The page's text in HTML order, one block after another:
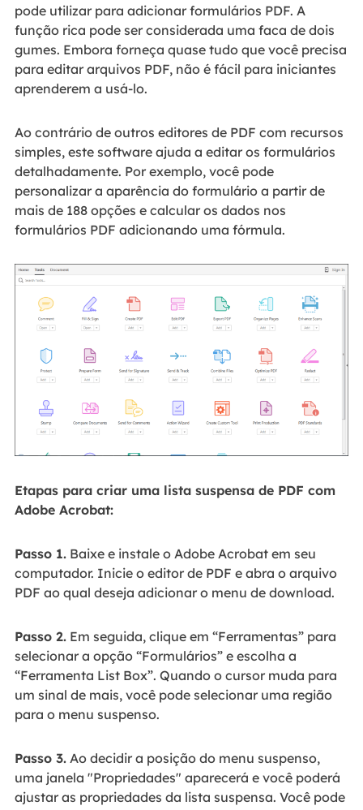
pode utilizar para adicionar formulários PDF. A
função rica pode ser considerada uma faca de dois
gumes. Embora forneça quase tudo que você precisa
para editar arquivos PDF, não é fácil para iniciantes
aprenderem a usá-lo.
Ao contrário de outros editores de PDF com recursos
simples, este software ajuda a editar os formulários
detalhadamente. Por exemplo, você pode
personalizar a aparência do formulário a partir de
mais de 188 opções e calcular os dados nos
formulários PDF adicionando uma fórmula.
Etapas para criar uma lista suspensa de PDF com
Adobe Acrobat:
Passo 1.Baixe e instale o Adobe Acrobat em seu
computador. Inicie o editor de PDF e abra o arquivo
PDF ao qual deseja adicionar o menu de download.
Passo 2.Em seguida, clique em “Ferramentas” para
selecionar a opção “Formulários” e escolha a
“Ferramenta List Box”. Quando o cursor muda para
um sinal de mais, você pode selecionar uma região
para o menu suspenso.
Passo 3.Ao decidir a posição do menu suspenso,
uma janela "Propriedades" aparecerá e você poderá
ajustar as propriedades da lista suspensa. Você pode